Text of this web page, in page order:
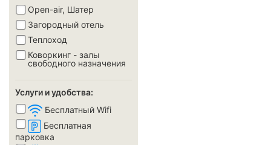
Open-air, Шатер
Загородный отель
Теплоход
Коворкинг - залы
свободного назначения
Услуги и удобства:
Бесплатный Wifi
Бесплатная
парковка